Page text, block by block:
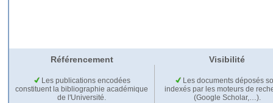
Référencement Visibilité
Les publications encodées
constituent la bibliographie académique
de l'Université.
Les documents déposés
indexés par les moteurs de
(Google Scholar,…).